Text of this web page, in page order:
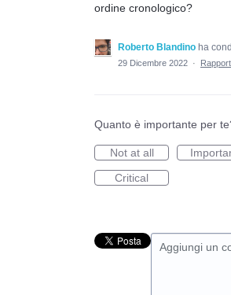
ordine cronologico?
Roberto Blandino ha
29 Dicembre 2022 ·
Quanto è importante per
Not at all
Critical
Aggiungi un